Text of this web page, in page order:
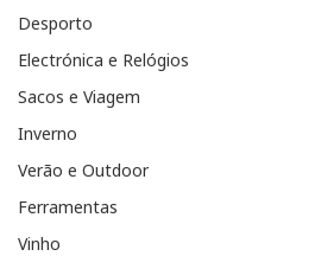
Desporto
Electrónica e Relógios
Sacos e Viagem
Inverno
Verão e Outdoor
Ferramentas
Vinho